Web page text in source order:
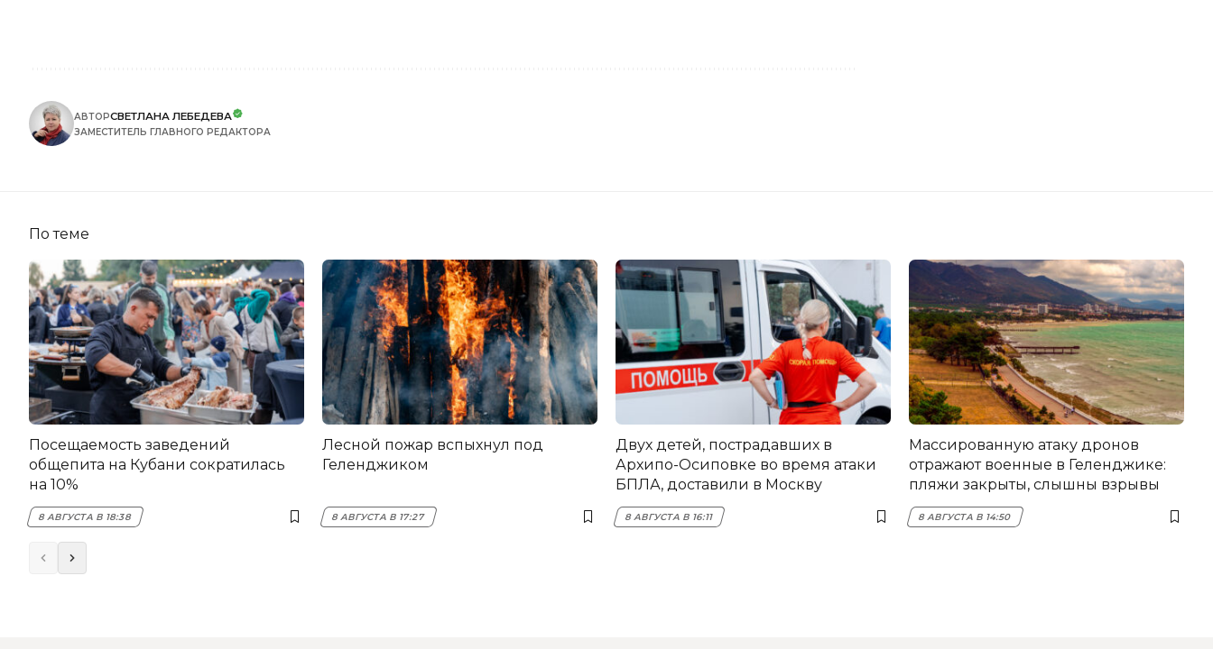
АВТОРСВЕТЛАНА ЛЕБЕДЕВА
ЗАМЕСТИТЕЛЬ ГЛАВНОГО РЕДАКТОРА
По теме
Посещаемость заведений
общепита на Кубани сократилась
на 10%
8 АВГУСТА В 18:38
Лесной пожар вспыхнул под
Геленджиком
8 АВГУСТА В 17:27
Двух детей, пострадавших в
Архипо-Осиповке во время атаки
БПЛА, доставили в Москву
8 АВГУСТА В 16:11
Массированную атаку дронов
отражают военные в Геленджике:
пляжи закрыты, слышны взрывы
8 АВГУСТА В 14:50